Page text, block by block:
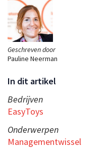
Geschreven door
Pauline Neerman
In dit artikel
Bedrijven
EasyToys
Onderwerpen
Managementwissel